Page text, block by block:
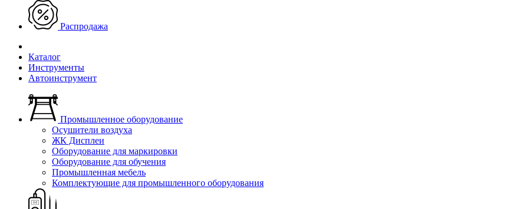
Распродажа
Каталог
Инструменты
Автоинструмент
Промышленное оборудование
Осушители воздуха
ЖК Дисплеи
Оборудование для маркировки
Оборудование для обучения
Промышленная мебель
Комплектующие для промышленного оборудования